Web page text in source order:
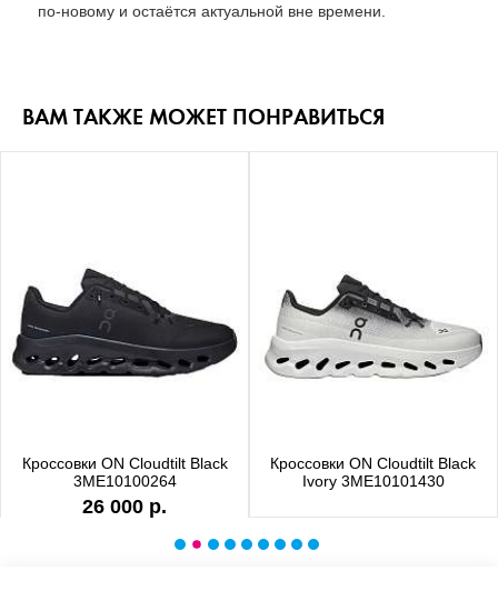
по-новому и остаётся актуальной вне времени.
ВАМ ТАКЖЕ МОЖЕТ ПОНРАВИТЬСЯ
Кроссовки ON Cloudtilt Black
3ME10100264
26 000 р.
Кроссовки ON Cloudtilt Black
Ivory 3ME10101430